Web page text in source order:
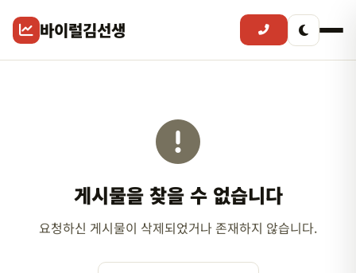
바이럴김선생
게시물을 찾을 수 없습니다
요청하신 게시물이 삭제되었거나 존재하지 않습니다.